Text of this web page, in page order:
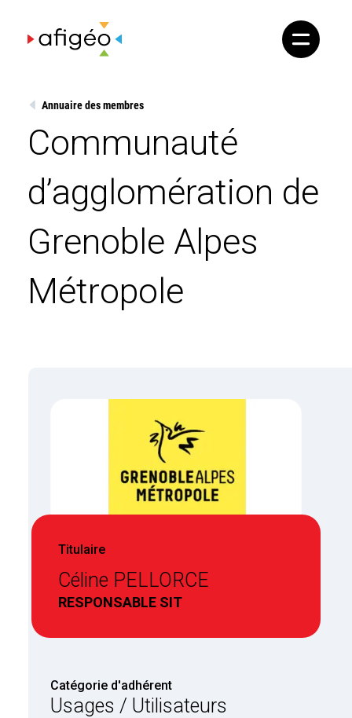
content
Annuaire des membres
Communauté
d’agglomération de
Grenoble Alpes
Métropole
Titulaire
Céline PELLORCE
RESPONSABLE SIT
Catégorie d'adhérent
Usages / Utilisateurs